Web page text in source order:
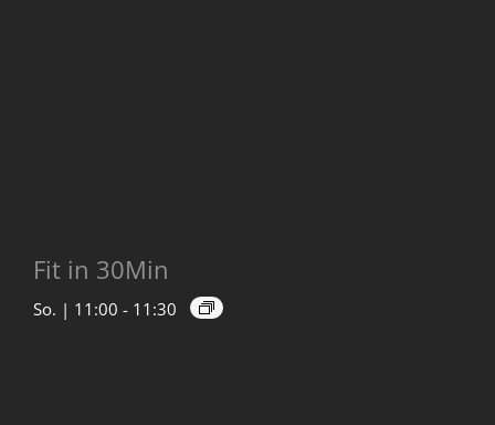
Fit in 30Min
So. | 11:00 - 11:30